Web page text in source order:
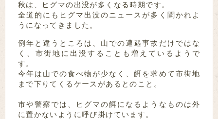
秋は、ヒグマの出没が多くなる時期です。
全道的にもヒグマ出没のニュースが多く聞かれよ
うになってきました。
例年と違うところは、山での遭遇事故だけではな
く、市街地に出没することも増えているようで
す。
今年は山での食べ物が少なく、餌を求めて市街地
まで下りてくるケースがあるとのこと。
市や警察では、ヒグマの餌になるようなものは外
に置かないように呼び掛けています。